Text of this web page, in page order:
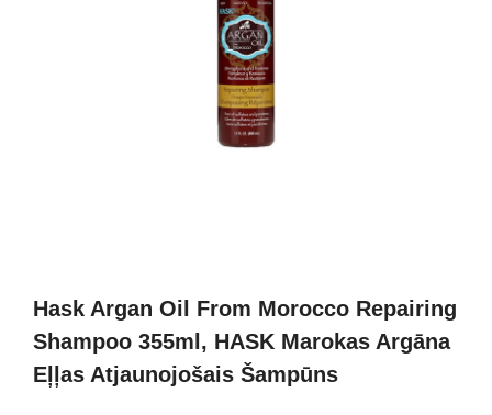
Hask Argan Oil From Morocco Repairing
Shampoo 355ml, HASK Marokas Argāna
Eļļas Atjaunojošais Šampūns
alessandro Striplac Thomas
Rath 2x8ml – Sarkans un brūns